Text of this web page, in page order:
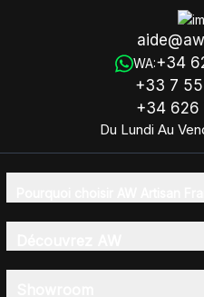
WA:+34
+33 7
+34 626
Du Lundi Au